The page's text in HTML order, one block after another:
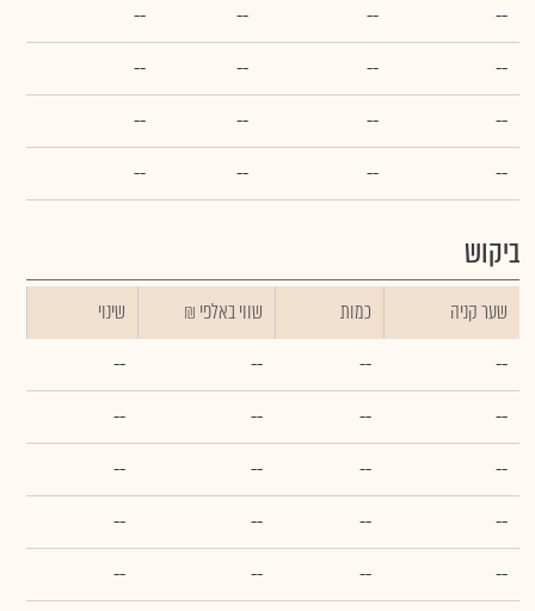
--
--
--
--
--
--
--
--
--
--
--
--
--
--
--
--
ביקוש
שער קניה כמות ₪ שווי באלפי
שינוי
--
--
--
--
--
--
--
--
--
--
--
--
--
--
--
--
--
--
--
--